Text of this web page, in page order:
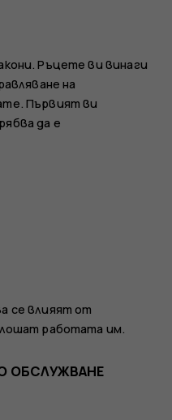
Ръцете ви винаги
на
Първият ви
да е
се влияят от
работата им.
ОБСЛУЖВАНЕ